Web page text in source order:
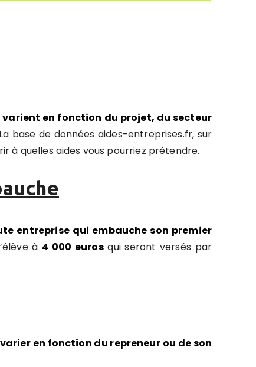
varient en fonction du projet, du secteur
La base de données aides-entreprises.fr, sur
à quelles aides vous pourriez prétendre.
entreprise qui embauche son premier
à 4 000 eurosqui seront versés par
en fonction du repreneur ou de son